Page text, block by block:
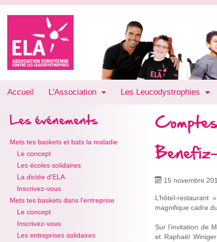
Accueil L'Association Les Leucodystrophies
Les événements
Mets tes baskets et bats la maladie
Le concept
Les écoles solidaires
La dictée d'ELA
Inscrivez-vous
Mets tes baskets dans l'entreprise
Le concept
Inscrivez-vous
Les entreprises solidaires
15 novembre
L’hôtel-
magnifique cadre
Sur l’invitation de
et Raphaël